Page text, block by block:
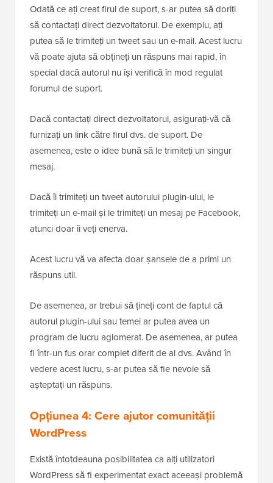
Odată ce ați creat firul de suport, s-ar putea să doriți
să contactați direct dezvoltatorul. De exemplu, ați
putea să le trimiteți un tweet sau un e-mail. Acest lucru
vă poate ajuta să obțineți un răspuns mai rapid, în
special dacă autorul nu își verifică în mod regulat
forumul de suport.
Dacă contactați direct dezvoltatorul, asigurați-vă că
furnizați un link către firul dvs. de suport. De
asemenea, este o idee bună să le trimiteți un singur
mesaj.
Dacă îi trimiteți un tweet autorului plugin-ului, le
trimiteți un e-mail și le trimiteți un mesaj pe Facebook,
atunci doar îi veți enerva.
Acest lucru vă va afecta doar șansele de a primi un
răspuns util.
De asemenea, ar trebui să țineți cont de faptul că
autorul plugin-ului sau temei ar putea avea un
program de lucru aglomerat. De asemenea, ar putea
fi într-un fus orar complet diferit de al dvs. Având în
vedere acest lucru, s-ar putea să fie nevoie să
așteptați un răspuns.
Opțiunea 4: Cere ajutor comunității
WordPress
Există întotdeauna posibilitatea ca alți utilizatori
WordPress să fi experimentat exact aceeași problemă